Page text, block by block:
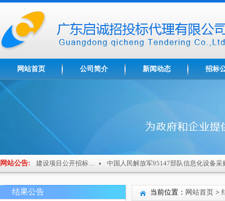
网站首页 公司简介 新闻动态 招标
网站公告: 梅州市技师学院南粤家政基地建设项目公开招标公告
结果公告 当前位置： 网站首页 >